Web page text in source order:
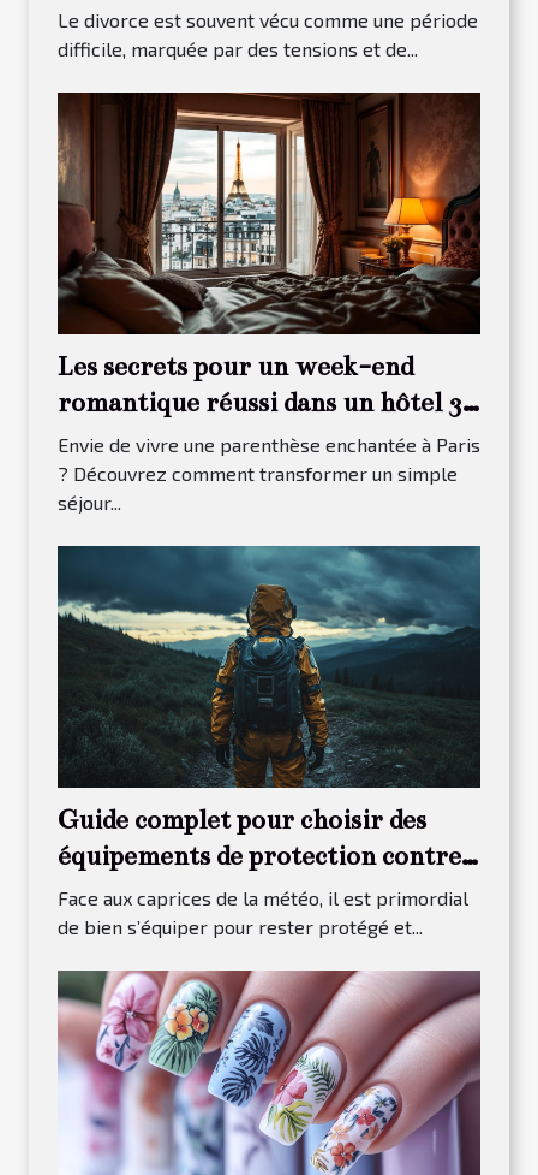
divorce ?
Le divorce est souvent vécu comme une période
difficile, marquée par des tensions et de...
Les secrets pour un week-end
romantique réussi dans un hôtel 3
étoiles à Paris 13
Envie de vivre une parenthèse enchantée à Paris
? Découvrez comment transformer un simple
séjour...
Guide complet pour choisir des
équipements de protection contre
les intempéries
Face aux caprices de la météo, il est primordial
de bien s’équiper pour rester protégé et...